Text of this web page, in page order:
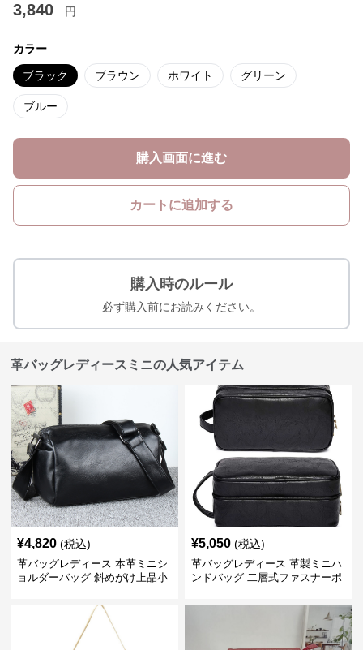
3,840 円
カラー
ブラック ブラウン ホワイト グリーン
ブルー
購入画面に進む
カートに追加する
購入時のルール
必ず購入前にお読みください。
革バッグレディースミニの人気アイテム
¥4,820 (税込)
革バッグレディース 本革ミニシ
ョルダーバッグ 斜めがけ上品小
¥5,050 (税込)
革バッグレディース 革製ミニハ
ンドバッグ 二層式ファスナーポ